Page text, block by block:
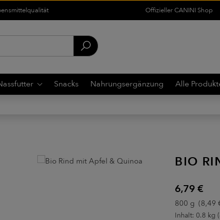
Offizieller CANINI Shop
Snacks Nahrungsergänzung Alle
BIO
Regulärer
6,79 €
800 g (8,49
Inhalt: 0.8 kg